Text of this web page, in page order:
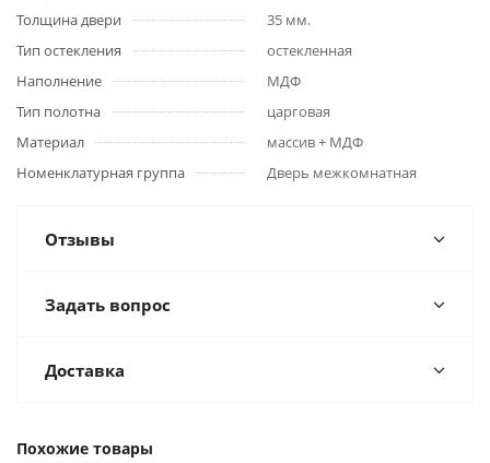
Толщина двери
35 мм.
Тип остекления
остекленная
Наполнение
МДФ
Тип полотна
царговая
Материал
массив + МДФ
Номенклатурная группа
Дверь межкомнатная
Отзывы
Задать вопрос
Доставка
Похожие товары